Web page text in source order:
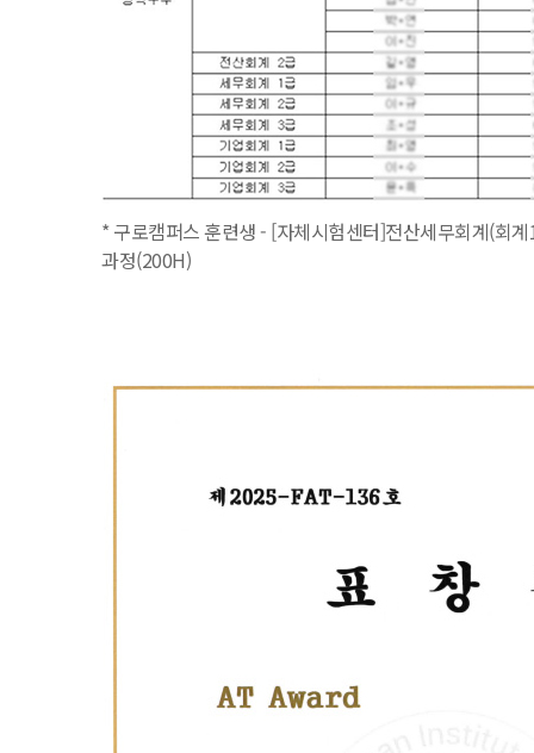
* 구로캠퍼스 훈련생 - [자체시험센터]전산세무회계(회
과정(200H)